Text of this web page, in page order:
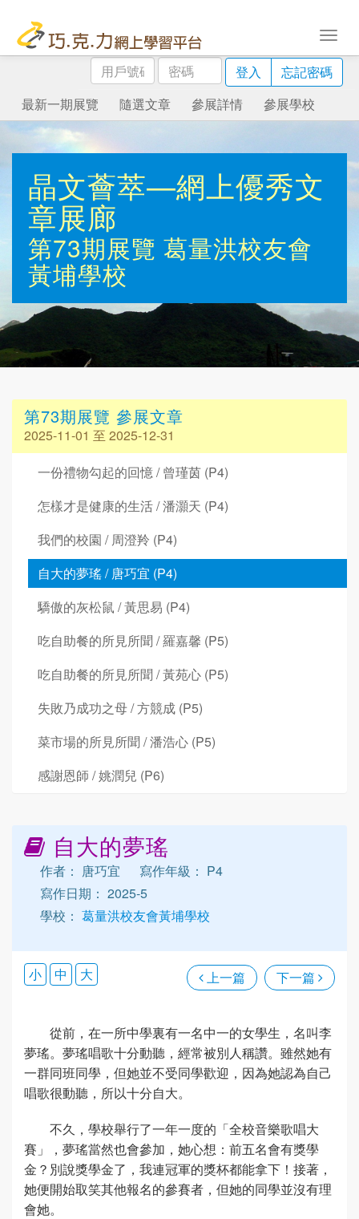
用
戶
號
碼
密
碼
登入
忘記密碼
最新一期展覽
隨選文章 參展詳情 參展學校
晶文薈萃—網上優秀文
章展廊
第73期展覽 葛量洪校友會
黃埔學校
第73期展覽 參展文章
2025-11-01 至 2025-12-31
一份禮物勾起的回憶 / 曾瑾茵 (P4)
怎樣才是健康的生活 / 潘灝天 (P4)
我們的校園 / 周澄羚 (P4)
自大的夢瑤 / 唐巧宜 (P4)
驕傲的灰松鼠 / 黃思易 (P4)
吃自助餐的所見所聞 / 羅嘉馨 (P5)
吃自助餐的所見所聞 / 黃苑心 (P5)
失敗乃成功之母 / 方競成 (P5)
菜市場的所見所聞 / 潘浩心 (P5)
感謝恩師 / 姚潤兒 (P6)
自大的夢瑤
作者： 唐巧宜
寫作年級： P4
寫作日期： 2025-5
學校： 葛量洪校友會黃埔學校
上一篇 下一篇
小 中 大
從前，在一所中學裏有一名中一的女學生，名叫李
夢瑤。夢瑤唱歌十分動聽，經常被別人稱讚。雖然她有
一群同班同學，但她並不受同學歡迎，因為她認為自己
唱歌很動聽，所以十分自大。
不久，學校舉行了一年一度的「全校音樂歌唱大
賽」，夢瑤當然也會參加，她心想：前五名會有獎學
金？別說獎學金了，我連冠軍的獎杯都能拿下！接著，
她便開始取笑其他報名的參賽者，但她的同學並沒有理
會她。